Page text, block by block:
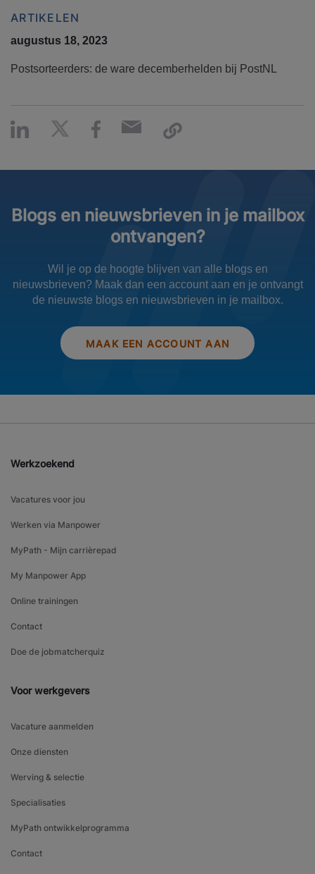
ARTIKELEN
augustus 18, 2023
Postsorteerders: de ware decemberhelden bij PostNL
Blogs en nieuwsbrieven in je mailbox
ontvangen?
Wil je op de hoogte blijven van alle blogs en
nieuwsbrieven? Maak dan een account aan en je ontvangt
de nieuwste blogs en nieuwsbrieven in je mailbox.
MAAK EEN ACCOUNT AAN
Werkzoekend
Vacatures voor jou
Werken via Manpower
MyPath - Mijn carrièrepad
My Manpower App
Online trainingen
Contact
Doe de jobmatcherquiz
Voor werkgevers
Vacature aanmelden
Onze diensten
Werving & selectie
Specialisaties
MyPath ontwikkelprogramma
Contact